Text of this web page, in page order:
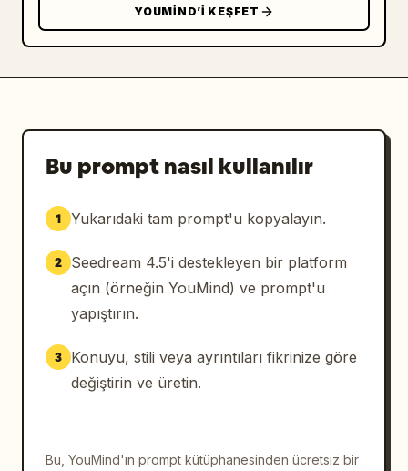
YOUMIND’I KEŞFET
Bu prompt nasıl kullanılır
1 Yukarıdaki tam prompt'u kopyalayın.
2
Seedream 4.5'i destekleyen bir platform
açın (örneğin YouMind) ve prompt'u
yapıştırın.
3
Konuyu, stili veya ayrıntıları fikrinize göre
değiştirin ve üretin.
Bu, YouMind'ın prompt kütüphanesinden ücretsiz bir